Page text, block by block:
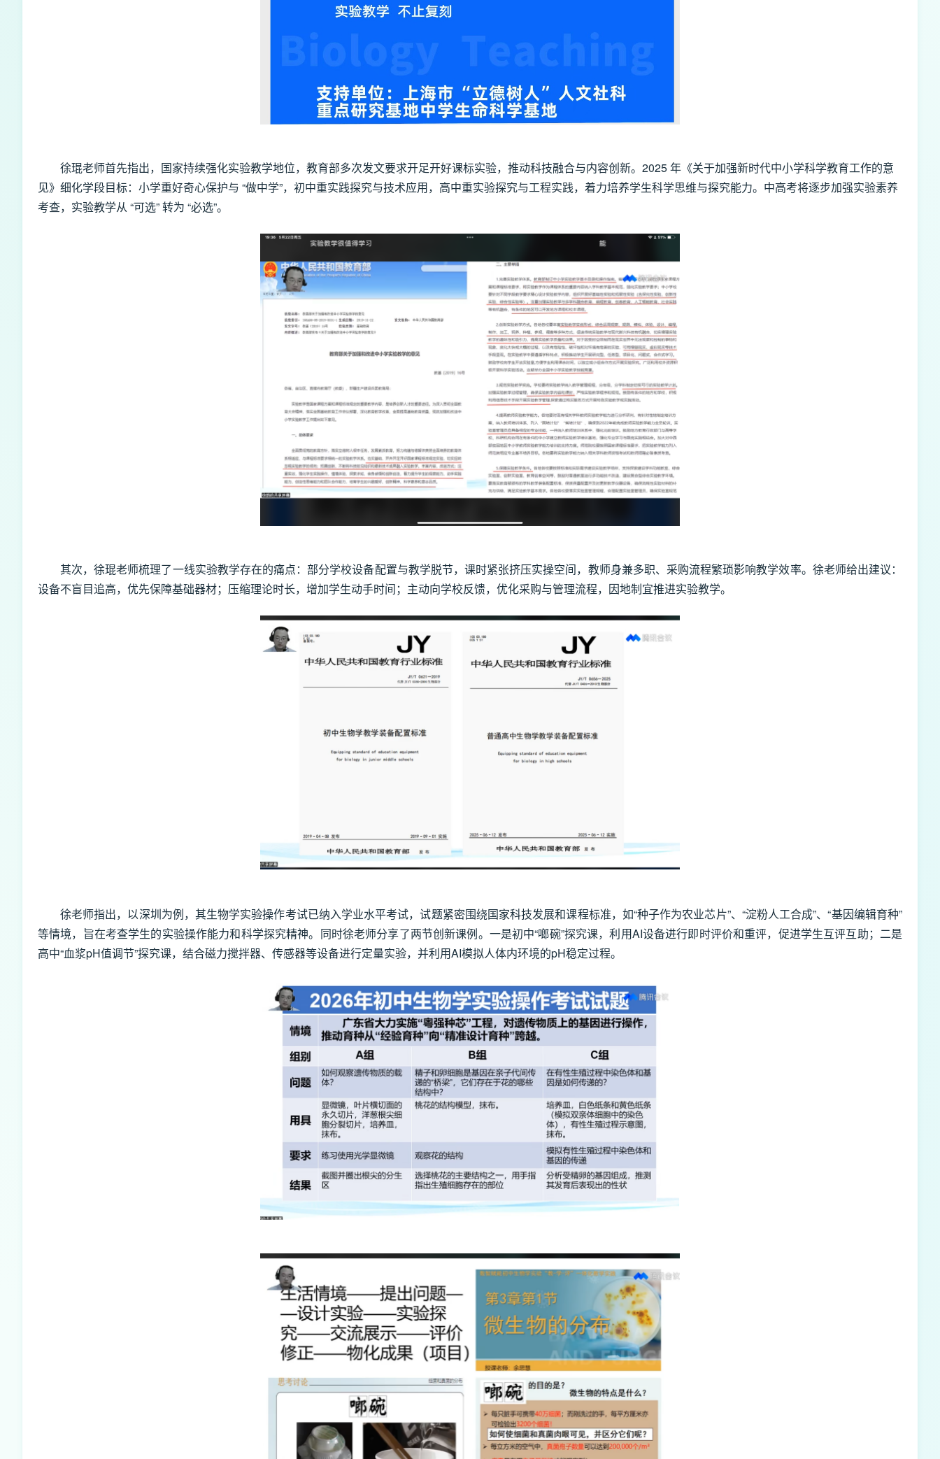
徐琨老师首先指出，国家持续强化实验教学地位，教育部多次发文要求开足开好课标实验，推动科技融合与内容创新。2025 年《关于加强新时代中小学科学教育工作的意
见》细化学段目标：小学重好奇心保护与 “做中学”，初中重实践探究与技术应用，高中重实验探究与工程实践，着力培养学生科学思维与探究能力。中高考将逐步加强实验素养
考查，实验教学从 “可选” 转为 “必选”。
其次，徐琨老师梳理了一线实验教学存在的痛点：部分学校设备配置与教学脱节，课时紧张挤压实操空间，教师身兼多职、采购流程繁琐影响教学效率。徐老师给出建议：
设备不盲目追高，优先保障基础器材；压缩理论时长，增加学生动手时间；主动向学校反馈，优化采购与管理流程，因地制宜推进实验教学。
徐老师指出，以深圳为例，其生物学实验操作考试已纳入学业水平考试，试题紧密围绕国家科技发展和课程标准，如“种子作为农业芯片”、“淀粉人工合成”、“基因编辑育种”
等情境，旨在考查学生的实验操作能力和科学探究精神。同时徐老师分享了两节创新课例。一是初中“啷碗”探究课，利用AI设备进行即时评价和重评，促进学生互评互助；二是
高中“血浆pH值调节”探究课，结合磁力搅拌器、传感器等设备进行定量实验，并利用AI模拟人体内环境的pH稳定过程。